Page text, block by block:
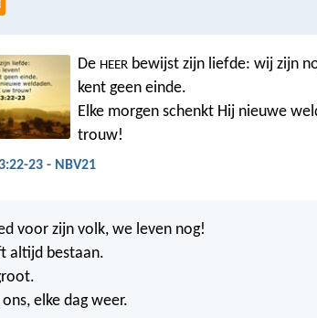
De HEER bewijst zijn liefde: wij zijn
kent geen einde.
Elke morgen schenkt Hij nieuwe
trouw!
23 - NBV21
voor zijn volk, we leven nog!
altijd bestaan.
elke dag weer.